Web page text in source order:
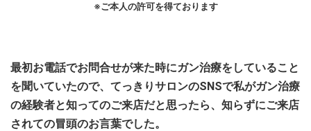
※ご本人の許可を得ております
最初お電話でお問合せが来た時にガン治療をしていること
を聞いていたので、てっきりサロンのSNSで私がガン治療
の経験者と知ってのご来店だと思ったら、知らずにご来店
されての冒頭のお言葉でした。